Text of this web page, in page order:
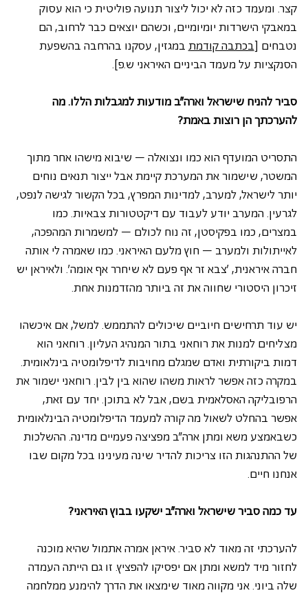
קצר. ומעמד כזה לא יכול ליצור תנועה פוליטית כי הוא עסוק
במאבקי הישרדות יומיומיים, וכשהם יוצאים כבר לרחוב, הם
נטבחים [בכתבה קודמת במגזין, עסקנו בהרחבה בהשפעת
הסנקציות על מעמד הביניים האיראני ש.פ].
סביר להניח שישראל וארה"ב מודעות למגבלות הללו. מה
להערכתך הן רוצות באמת?
התסריט המועדף הוא כמו ונצואלה – שיבוא מישהו אחר מתוך
המשטר, שישמור את המערכת קיימת אבל ייצור תנאים נוחים
יותר לישראל, למערב, למדינות המפרץ, בכל הקשור לגישה לנפט,
לגרעין. המערב יודע לעבוד עם דיקטטורות צבאיות. כמו
במצרים, כמו בפקיסטן, זה נוח לכולם – למשמרות המהפכה,
לאייתולות ולמערב – חוץ מלעם האיראני. כמו שאמרה לי אותה
חברה איראנית, 'צבא זר אף פעם לא שיחרר אף אומה'. ולאיראן יש
זיכרון היסטורי שחווה את זה ביותר מהזדמנות אחת.
יש עוד תרחישים חיוביים שיכולים להתממש. למשל, אם איכשהו
מצליחים למנות את רוחאני בתור המנהיג העליון. רוחאני הוא
דמות ביקורתית ואדם שמגלם מחויבות לדיפלומטיה בינלאומית.
במקרה כזה אפשר לראות משהו שהוא בין לבין. רוחאני ישמור את
הרפובליקה האסלאמית בשם, אבל לא בתוכן. יחד עם זאת,
אפשר בהחלט לשאול מה קורה למעמד הדיפלומטיה הבינלאומית
כשבאמצע משא ומתן ארה"ב מפציצה פעמיים מדינה. ההשלכות
של ההתנהגות הזו צריכות להדיר שינה מעינינו בכל מקום שבו
אנחנו חיים.
עד כמה סביר שישראל וארה"ב ישקעו בבוץ האיראני?
להערכתי זה מאוד לא סביר. איראן אמרה אתמול שהיא מוכנה
לחזור מיד למשא ומתן אם יפסיקו להפציץ. זו גם הייתה העמדה
שלה ביוני. אני מקווה מאוד שימצאו את הדרך להימנע ממלחמה